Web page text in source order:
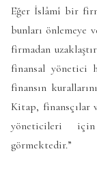
Eğer İslâmî bir
bunları önlemeye
firmadan
finansal yönetici
finansın
Kitap, finansçılar
yöneticileri
görmektedir.”